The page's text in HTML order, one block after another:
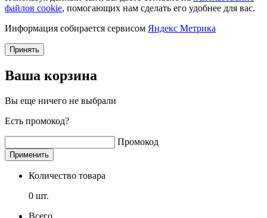
файлов cookie, помогающих нам сделать его удобнее для вас.
Информация собирается сервисом Яндекс Метрика
Принять
Ваша корзина
Вы еще ничего не выбрали
Есть промокод?
Промокод
Применить
Количество товара
0 шт.